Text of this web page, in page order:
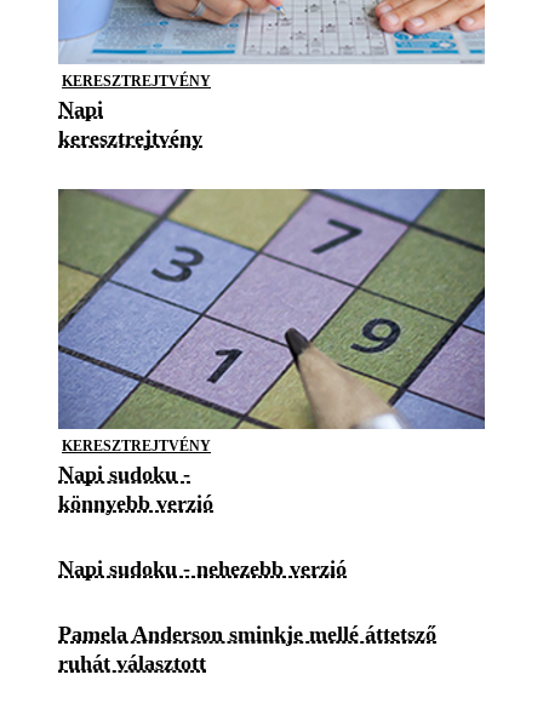
KERESZTREJTVÉNY
Napi
keresztrejtvény
KERESZTREJTVÉNY
Napi sudoku -
könnyebb verzió
Napi sudoku - nehezebb verzió
Pamela Anderson sminkje mellé áttetsző
ruhát választott